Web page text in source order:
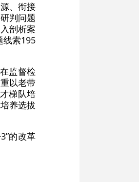
、衔接
判问题
剖析案
线索195
监督检
以老带
梯队培
养选拔
的改革